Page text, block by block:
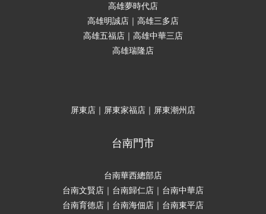
高雄夢時代店
高雄明誠店｜高雄三多店
高雄五福店｜高雄中華三店
高雄瑞隆店
屏東店｜屏東家福店｜屏東潮州店
台南門市
台南華西總部店
台南文賢店｜台南歸仁店｜台南中華店
台南育德店｜台南海佃店｜台南東平店